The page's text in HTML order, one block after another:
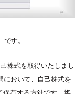
す。
株式を取得いたしまし
において、自己株式を
保有する方針です。将